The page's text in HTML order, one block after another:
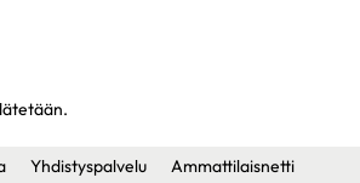
Yhdistyspalvelu Ammattilaisnetti